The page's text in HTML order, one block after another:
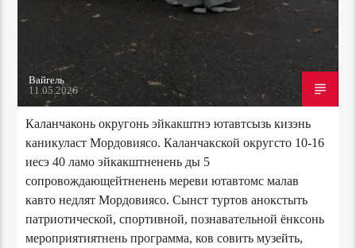
Вайгель
11.05.2026
Каланчаконь округонь эйкакштнэ ютавтсызь кизэнь
каникуласт Мордовиясо. Каланчакской округсто 10-16
иесэ 40 ламо эйкакштненень ды 5
сопровождающейтненень мереви ютавтомс малав
кавто недлят Мордовиясо. Сынст туртов анокстыть
патриотической, спортивной, познавательной ёнксонь
мероприятиятнень программа, ков совить музейть,